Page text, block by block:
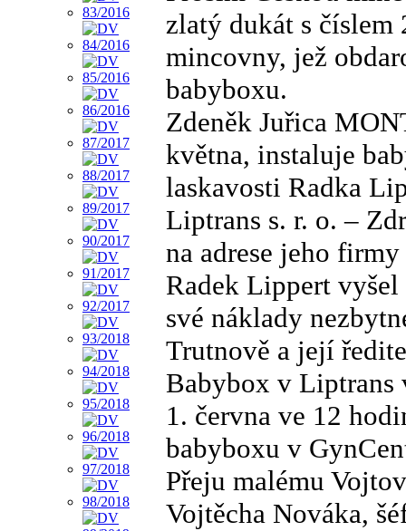
zlatý dukát s číslem
mincovny, jež
babyboxu.
Zdeněk Juřica
května, instaluje
laskavosti Radka
Liptrans s. r. o. –
na adrese jeho
Radek Lippert
své náklady
Trutnově a její
Babybox v Liptrans
1. června ve 12
babyboxu v
Přeju malému
Vojtěcha Nováka,